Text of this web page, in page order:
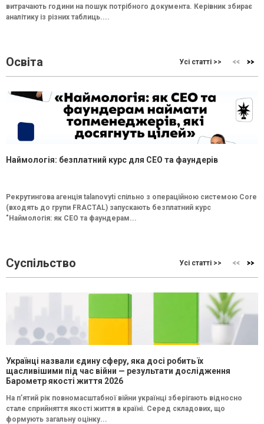
витрачають години на пошук потрібного документа. Керівник збирає
аналітику із різних таблиць....
Освіта Усі статті >>
Наймологія: безплатний курс для CEO та фаундерів
Рекрутингова агенція talanovyti спільно з операційною системою Core
(входять до групи FRACTAL) запускають безплатний курс
"Наймологія: як СEO та фаундерам...
Суспільство Усі статті >>
Українці назвали єдину сферу, яка досі робить їх
щасливішими під час війни — результати дослідження
Барометр якості життя 2026
На п’ятий рік повномасштабної війни українці зберігають відносно
стале сприйняття якості життя в країні. Серед складових, що
формують загальну оцінку...